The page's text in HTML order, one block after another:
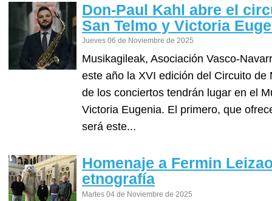
Don-Paul Kahl abre el
San Telmo y Victoria
Jueves 06 de Noviembre de 2025
Musikagileak, Asociación Vasco-
este año la XVI edición del Circuito
de los conciertos tendrán lugar en el
Victoria Eugenia. El primero, que
será este...
Homenaje a Fermin
etnografía
Martes 04 de Noviembre de 2025